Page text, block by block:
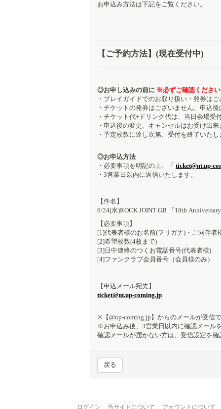
お申込み方法は下記をご覧ください。
【ご予約方法】(現在受付中)
◎お申し込みの前に ※必ずご確認ください
・プレイガイドでのお取り扱い・発券は
・チケットの発券はございません。申込
・チケット代+ドリンク代は、当日会場受
・申込後の変更、キャンセルはお受け出
・予定枚数に達し次第、受付を終了いたし
◎お申込方法
・必要事項を明記の上、「 ticket@nt.up-
・3営業日以内に返信いたします。
【件名】
6/24(水)ROCK JOINT GB 『18th
【必要事項】
[1]代表者様のお名前(フリガナ)・ご同伴者
[2]希望枚数(4枚まで)
[3]日中連絡のつくお電話番号(代表者様)
[4]ファンクラブ会員番号（会員様のみ）
【申込メール宛先】
ticket@nt.up-coming.jp
※【@up-coming.jp】からのメールが受信
※お申込み後、3営業日以内に確認メール
確認メールが届かない方は、受信設定を確
戻る
ログイン 当サイトについて アカウントについて